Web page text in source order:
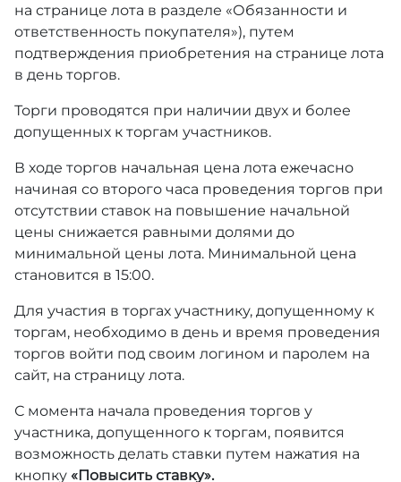
на странице лота в разделе «Обязанности и
ответственность покупателя»), путем
подтверждения приобретения на странице лота
в день торгов.
Торги проводятся при наличии двух и более
допущенных к торгам участников.
В ходе торгов начальная цена лота ежечасно
начиная со второго часа проведения торгов при
отсутствии ставок на повышение начальной
цены снижается равными долями до
минимальной цены лота. Минимальной цена
становится в 15:00.
Для участия в торгах участнику, допущенному к
торгам, необходимо в день и время проведения
торгов войти под своим логином и паролем на
сайт, на страницу лота.
С момента начала проведения торгов у
участника, допущенного к торгам, появится
возможность делать ставки путем нажатия на
кнопку «Повысить ставку».